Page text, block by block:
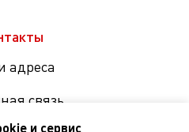
адреса
связь
и сервис